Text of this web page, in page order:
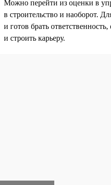
Можно перейти из оценки в
в строительство и наоборот.
и готов брать
и строить карьеру.